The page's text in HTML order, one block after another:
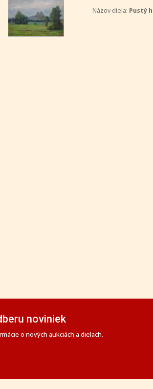
Názov diela: Pustý
noviniek
o nových aukciách a dielach.